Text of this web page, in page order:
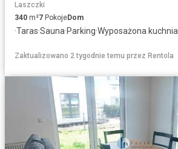
Laszczki
340 m²7 PokojeDom
·Taras·Sauna·Parking·Wyposażona kuchnia
Zaktualizowano 2 tygodnie temu przez Rentola